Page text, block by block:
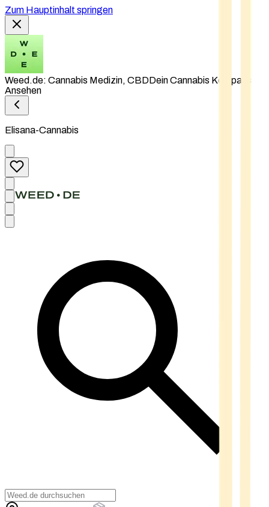
Zum Hauptinhalt springen
Weed.de: Cannabis Medizin, CBDDein Cannabis Kompass
Ansehen
Elisana-Cannabis